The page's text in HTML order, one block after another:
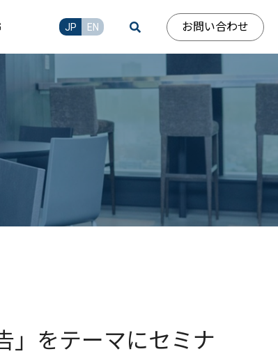
JP EN お問い合わせ
」をテーマにセミナ